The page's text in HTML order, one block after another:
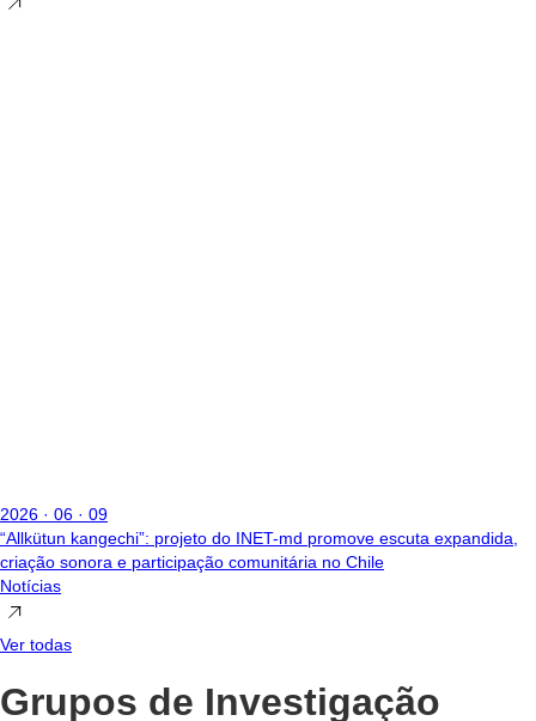
2026 · 06 · 09
“Allkütun kangechi”: projeto do INET-md promove escuta expandida,
criação sonora e participação comunitária no Chile
Notícias
Ver todas
Grupos de Investigação